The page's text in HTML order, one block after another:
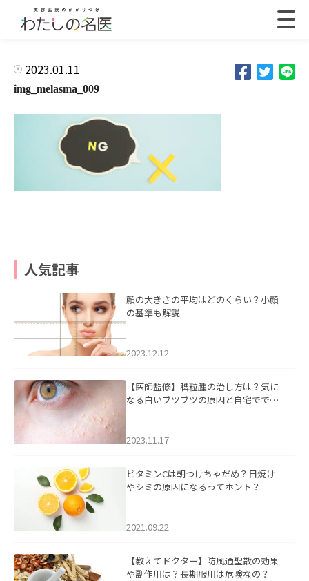
2023.01.11
img_melasma_009
人気記事
顔の大きさの平均はどのくらい？小顔
の基準も解説
2023.12.12
【医師監修】稗粒腫の治し方は？気に
なる白いブツブツの原因と自宅ででき
2023.11.17
ビタミンCは朝つけちゃだめ？日焼け
やシミの原因になるってホント？
2021.09.22
【教えてドクター】防風通聖散の効果
や副作用は？長期服用は危険なの？